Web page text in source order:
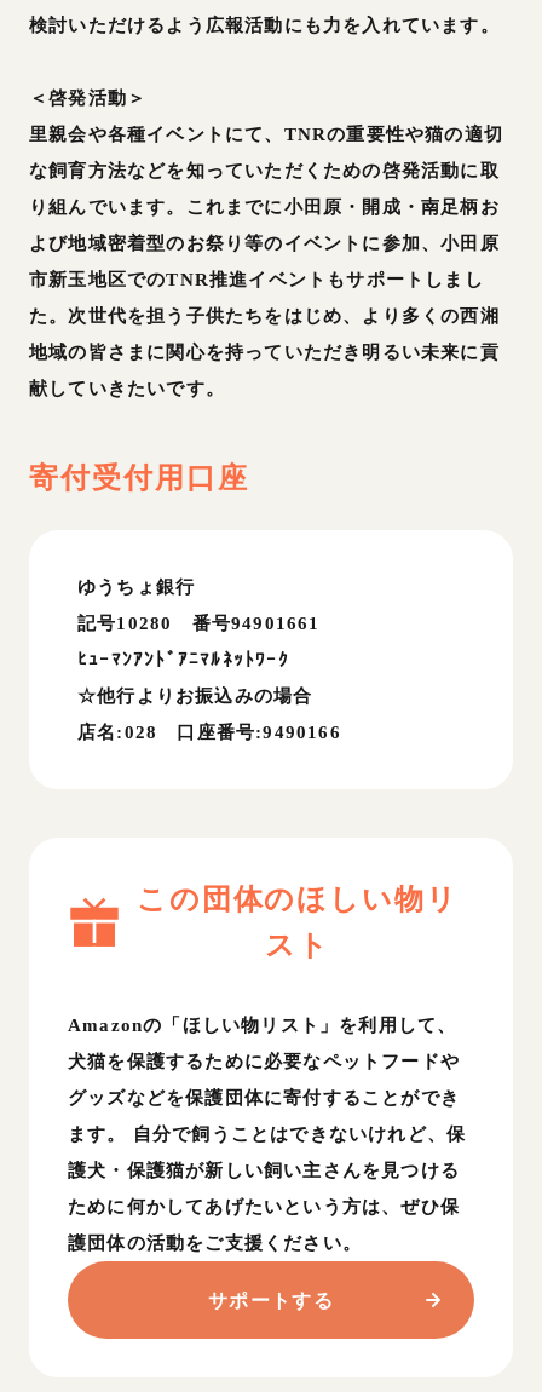
検討いただけるよう広報活動にも力を入れています。
＜啓発活動＞
里親会や各種イベントにて、TNRの重要性や猫の適切
な飼育方法などを知っていただくための啓発活動に取
り組んでいます。これまでに小田原・開成・南足柄お
よび地域密着型のお祭り等のイベントに参加、小田原
市新玉地区でのTNR推進イベントもサポートしまし
た。次世代を担う子供たちをはじめ、より多くの西湘
地域の皆さまに関心を持っていただき明るい未来に貢
献していきたいです。
寄付受付用口座
ゆうちょ銀行
記号10280 番号94901661
ﾋｭｰﾏﾝｱﾝﾄﾞｱﾆﾏﾙﾈｯﾄﾜｰｸ
☆他行よりお振込みの場合
店名:028 口座番号:9490166
この団体のほしい物リ
スト
Amazonの「ほしい物リスト」を利用して、
犬猫を保護するために必要なペットフードや
グッズなどを保護団体に寄付することができ
ます。 自分で飼うことはできないけれど、保
護犬・保護猫が新しい飼い主さんを見つける
ために何かしてあげたいという方は、ぜひ保
護団体の活動をご支援ください。
サポートする